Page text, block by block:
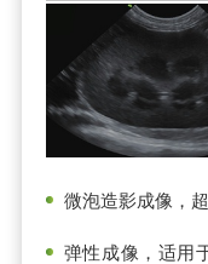
微泡造影成像，
弹性成像，适用